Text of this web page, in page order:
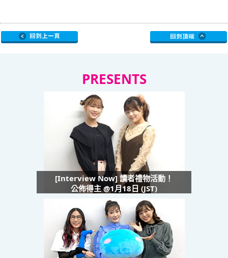
PRESENTS
[Interview Now] 讀者禮物活動！
公佈得主 @1月18日 (JST)